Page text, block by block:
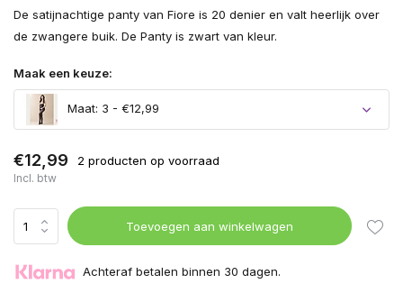
De satijnachtige panty van Fiore is 20 denier en valt heerlijk over
de zwangere buik. De Panty is zwart van kleur.
Maak een keuze:
Maat: 3 - €12,99
€12,99 2 producten op voorraad
Incl. btw
Toevoegen aan winkelwagen
Achteraf betalen binnen 30 dagen.